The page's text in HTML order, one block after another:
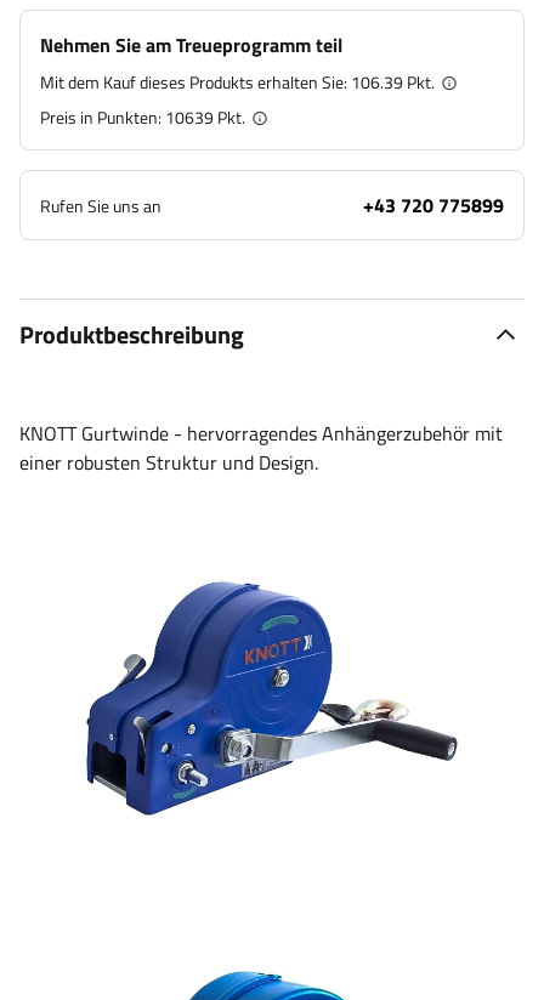
Nehmen Sie am Treueprogramm teil
Mit dem Kauf dieses Produkts erhalten Sie: 106.39 Pkt.
Preis in Punkten: 10639Pkt.
Rufen Sie uns an +43 720 775899
Produktbeschreibung
KNOTT Gurtwinde - hervorragendes Anhängerzubehör mit
einer robusten Struktur und Design.